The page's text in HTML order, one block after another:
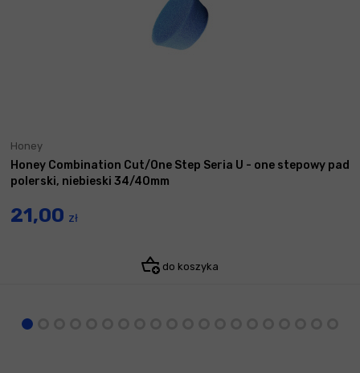
Honey
Honey Combination Cut/One Step Seria U - one stepowy pad
polerski, niebieski 34/40mm
21,00 zł
do koszyka